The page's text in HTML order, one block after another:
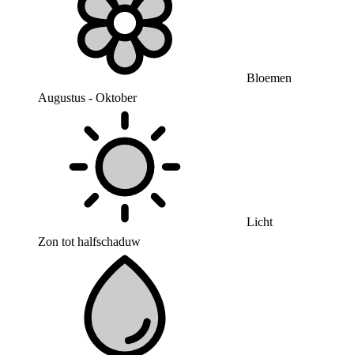
Bloemen
Augustus - Oktober
Licht
Zon tot halfschaduw